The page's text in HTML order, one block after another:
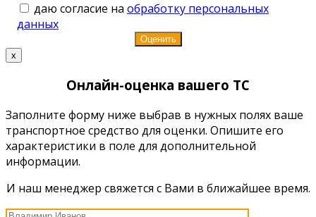
даю согласие на обработку персональных
данных
x
Онлайн-оценка вашего ТС
Заполните форму ниже выбрав в нужных полях ваше
транспортное средство для оценки. Опишите его
характеристики в поле для дополнительной
информации.
И наш менеджер свяжется с Вами в ближайшее время.